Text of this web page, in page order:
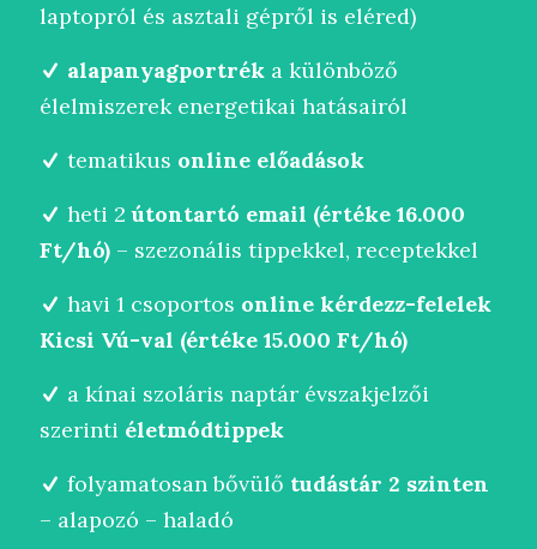
laptopról és asztali gépről is eléred)
alapanyagportrék a különböző
élelmiszerek energetikai hatásairól
tematikus online előadások
heti 2útontartó email (értéke 16.000
Ft/hó) – szezonális tippekkel, receptekkel
havi 1 csoportos online kérdezz-felelek
Kicsi Vú-val (értéke 15.000 Ft/hó)
a kínai szoláris naptár évszakjelzői
szerinti életmódtippek
folyamatosan bővülő tudástár 2 szinten
– alapozó – haladó